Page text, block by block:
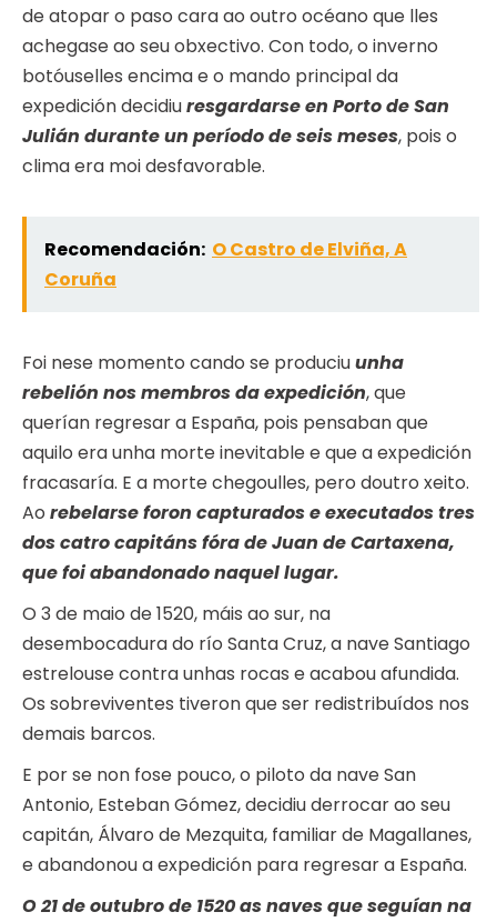
de atopar o paso cara ao outro océano que lles
achegase ao seu obxectivo. Con todo, o inverno
botóuselles encima e o mando principal da
expedición decidiuresgardarse en Porto de San
Julián durante un período de seis meses, pois o
clima era moi desfavorable.
Recomendación: O Castro de Elviña, A
Coruña
Foi nese momento cando se produciuunha
rebelión nos membros da expedición, que
querían regresar a España, pois pensaban que
aquilo era unha morte inevitable e que a expedición
fracasaría. E a morte chegoulles, pero doutro xeito.
Ao rebelarse foron capturados e executados tres
dos catro capitáns fóra de Juan de Cartaxena,
que foi abandonado naquel lugar.
O 3 de maio de 1520, máis ao sur, na
desembocadura do río Santa Cruz, a nave Santiago
estrelouse contra unhas rocas e acabou afundida.
Os sobreviventes tiveron que ser redistribuídos nos
demais barcos.
E por se non fose pouco, o piloto da nave San
Antonio, Esteban Gómez, decidiu derrocar ao seu
capitán, Álvaro de Mezquita, familiar de Magallanes,
e abandonou a expedición para regresar a España.
O 21 de outubro de 1520 as naves que seguían na